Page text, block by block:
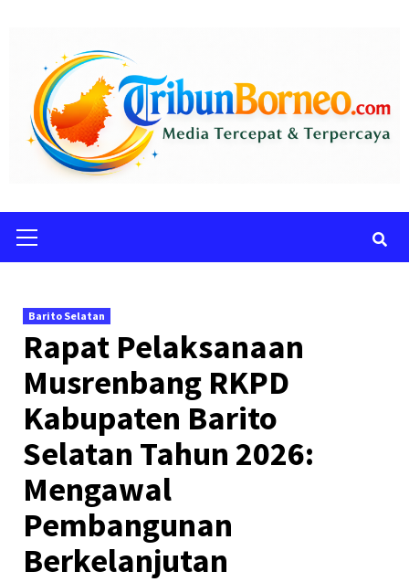
content
Menu
Barito Selatan
Rapat Pelaksanaan
Musrenbang RKPD
Kabupaten Barito
Selatan Tahun 2026:
Mengawal
Pembangunan
Berkelanjutan